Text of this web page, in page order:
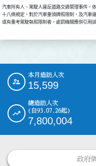
汽車所有人、駕駛人違反道路交通管理事件，
十八條規定，對於汽車重領牌照限制，及汽車
或有重考駕駛執照限制者，處罰機關應併引用
::: 本月造訪人次
15,599
總造訪人次
(自93.07.26起)
7,800,004
政府